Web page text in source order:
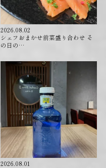
2026.08.02
シェフおまかせ前菜盛り合わせ そ
の日の…
2026.08.01